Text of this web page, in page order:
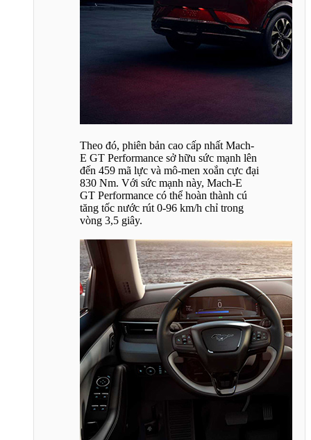
Theo đó, phiên bản cao cấp nhất Mach-
E GT Performance sở hữu sức mạnh lên
đến 459 mã lực và mô-men xoắn cực đại
830 Nm. Với sức mạnh này, Mach-E
GT Performance có thể hoàn thành cú
tăng tốc nước rút 0-96 km/h chỉ trong
vòng 3,5 giây.